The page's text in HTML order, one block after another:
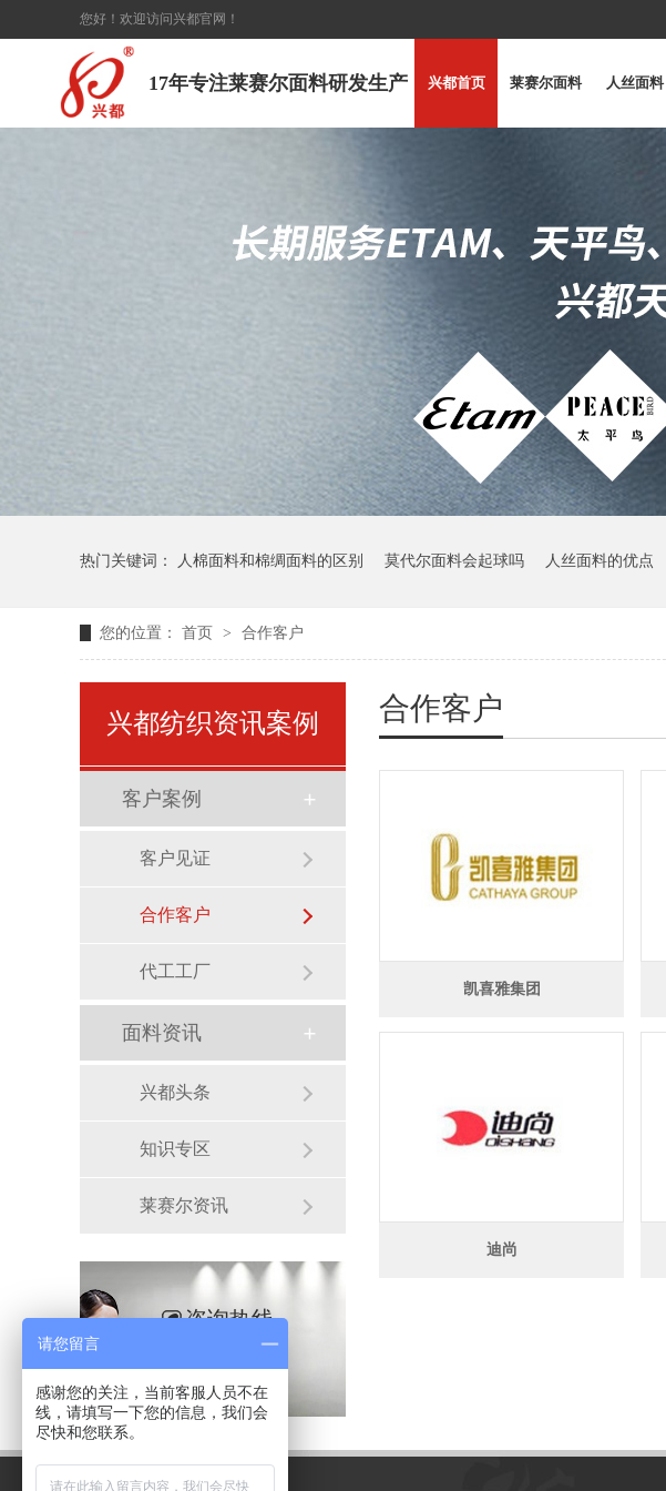
您好！欢迎访问兴都官网！
17年专注莱赛尔面料研发生产 兴都首页 莱赛尔面料 人丝面料
热门关键词： 人棉面料和棉绸面料的区别 莫代尔面料会起球吗 人丝面料的优点
您的位置： 首页 > 合作客户
合作客户
凯喜雅集团
迪尚
兴都纺织资讯案例
客户案例
客户见证
合作客户
代工工厂
面料资讯
兴都头条
知识专区
莱赛尔资讯
咨询热线
13958156395
请您留言
感谢您的关注，当前客服人员不在
线，请填写一下您的信息，我们会
尽快和您联系。